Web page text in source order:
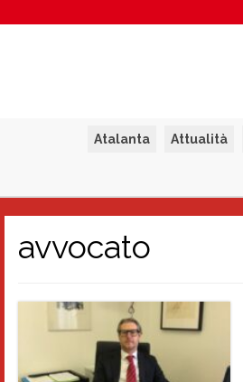
Atalanta Attualità
avvocato